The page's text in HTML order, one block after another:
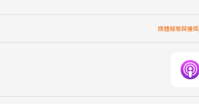
媒體報導與獲獎